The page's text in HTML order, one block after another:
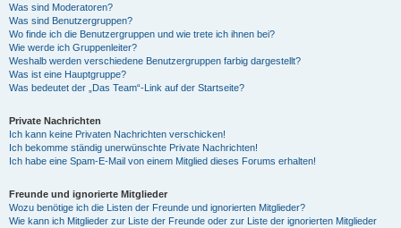
Was sind Moderatoren?
Was sind Benutzergruppen?
Wo finde ich die Benutzergruppen und wie trete ich ihnen bei?
Wie werde ich Gruppenleiter?
Weshalb werden verschiedene Benutzergruppen farbig dargestellt?
Was ist eine Hauptgruppe?
Was bedeutet der „Das Team“-Link auf der Startseite?
Private Nachrichten
Ich kann keine Privaten Nachrichten verschicken!
Ich bekomme ständig unerwünschte Private Nachrichten!
Ich habe eine Spam-E-Mail von einem Mitglied dieses Forums erhalten!
Freunde und ignorierte Mitglieder
Wozu benötige ich die Listen der Freunde und ignorierten Mitglieder?
Wie kann ich Mitglieder zur Liste der Freunde oder zur Liste der ignorierten Mitglieder